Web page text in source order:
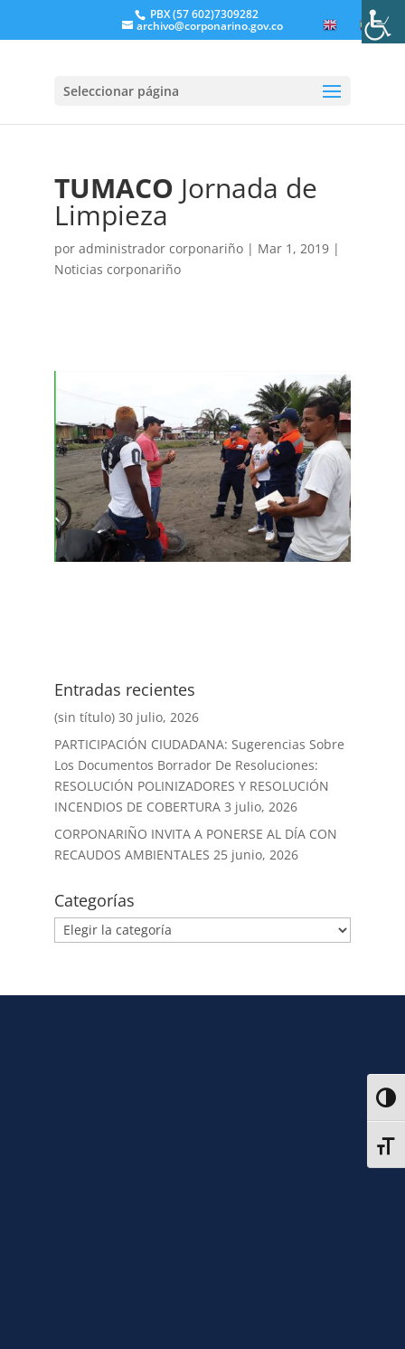
PBX (57 602)7309282
archivo@corponarino.gov.co
Seleccionar página
TUMACO Jornada de
Limpieza
por administrador corponariño| Mar 1, 2019|
Noticias corponariño
Entradas recientes
(sin título) 30 julio, 2026
PARTICIPACIÓN CIUDADANA: Sugerencias Sobre
Los Documentos Borrador De Resoluciones:
RESOLUCIÓN POLINIZADORES Y RESOLUCIÓN
INCENDIOS DE COBERTURA 3 julio, 2026
CORPONARIÑO INVITA A PONERSE AL DÍA CON
RECAUDOS AMBIENTALES 25 junio, 2026
Categorías
ES